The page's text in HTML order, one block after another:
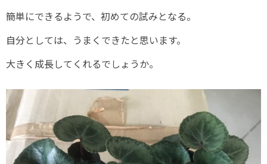
簡単にできるようで、初めての試みとなる。
自分としては、うまくできたと思います。
大きく成長してくれるでしょうか。